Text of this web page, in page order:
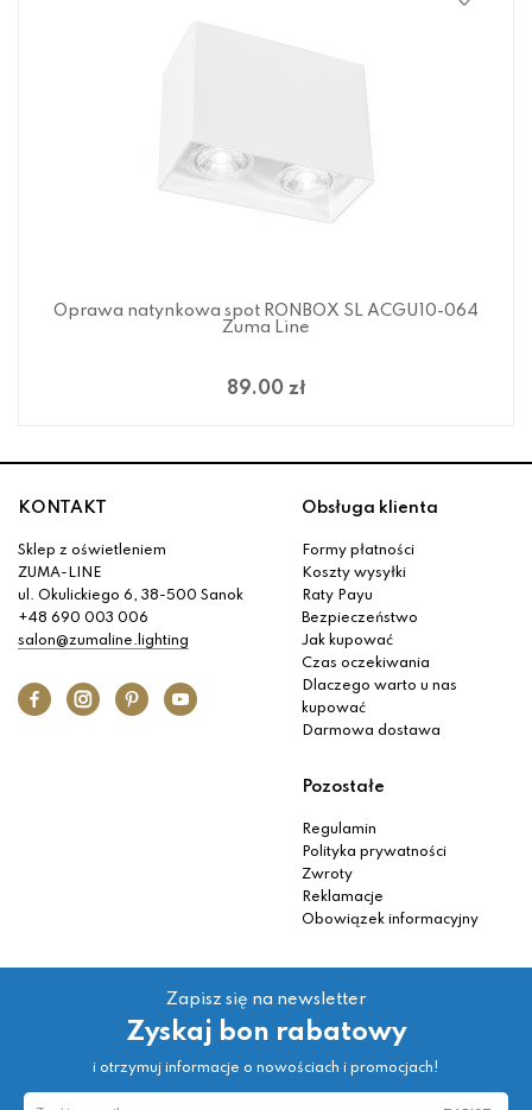
Oprawa natynkowa spot RONBOX SL ACGU10-064
Zuma Line
89.00 zł
KONTAKT
Sklep z oświetleniem
ZUMA-LINE
ul. Okulickiego 6, 38-500 Sanok
+48 690 003 006
salon@zumaline.lighting
Obsługa klienta
Formy płatności
Koszty wysyłki
Raty Payu
Bezpieczeństwo
Jak kupować
Czas oczekiwania
Dlaczego warto u nas
kupować
Darmowa dostawa
Pozostałe
Regulamin
Polityka prywatności
Zwroty
Reklamacje
Obowiązek informacyjny
Zapisz się na newsletter
Zyskaj bon rabatowy
i otrzymuj informacje o nowościach i promocjach!